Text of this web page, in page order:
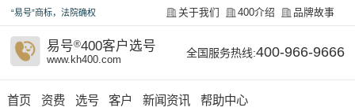
“易号”商标，法院确权 关于我们 400介绍 品牌故事
易号®400客户选号
www.kh400.com
全国服务热线:400-966-9666
首页 资费 选号 客户 新闻资讯 帮助中心